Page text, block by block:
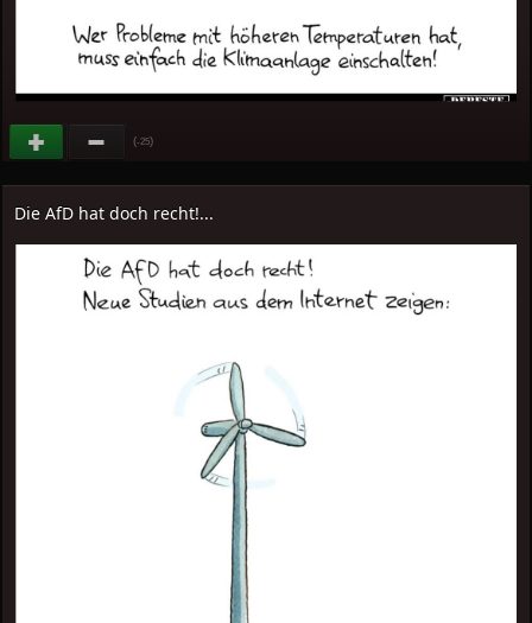
(-25)
Die AfD hat doch recht!...